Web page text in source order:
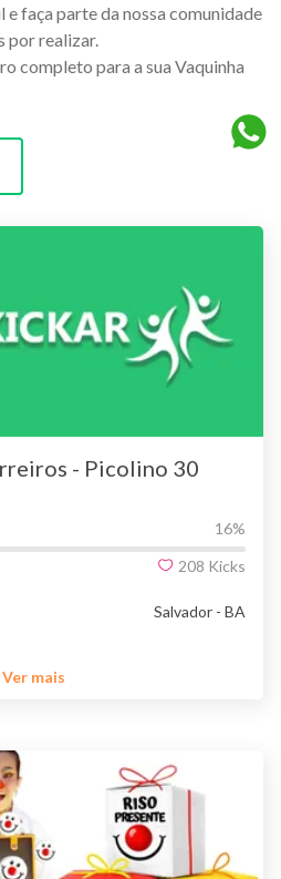
faça parte da nossa comunidade
por realizar.
completo para a sua Vaquinha
- Picolino 30
16%
208 Kicks
Salvador - BA
Ver mais